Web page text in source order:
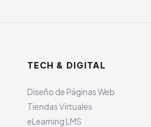
TECH & DIGITAL
Diseño de Páginas Web
Tiendas Virtuales
eLearning LMS